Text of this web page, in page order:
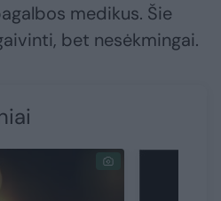
medikus. Šie
bet nesėkmingai.